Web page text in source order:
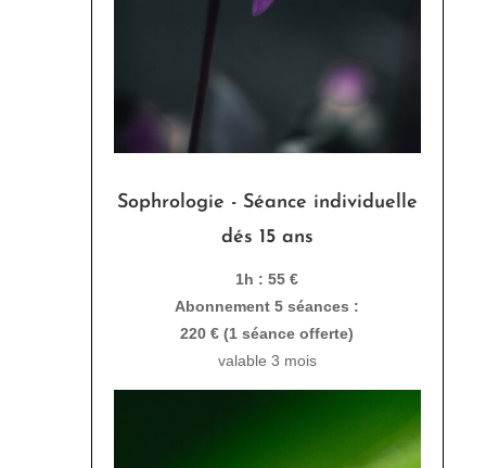
Sophrologie - Séance individuelle
dés 15 ans
1h : 55 €
Abonnement 5 séances :
220 € (1 séance offerte)
valable 3 mois